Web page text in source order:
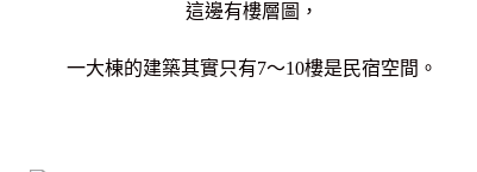
這邊有樓層圖，
一大棟的建築其實只有7～10樓是民宿空間。